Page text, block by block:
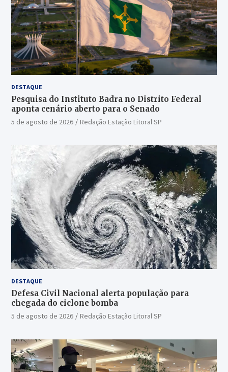
DESTAQUE
Pesquisa do Instituto Badra no Distrito Federal
aponta cenário aberto para o Senado
5 de agosto de 2026 Redação Estação Litoral SP
DESTAQUE
Defesa Civil Nacional alerta população para
chegada do ciclone bomba
5 de agosto de 2026 Redação Estação Litoral SP